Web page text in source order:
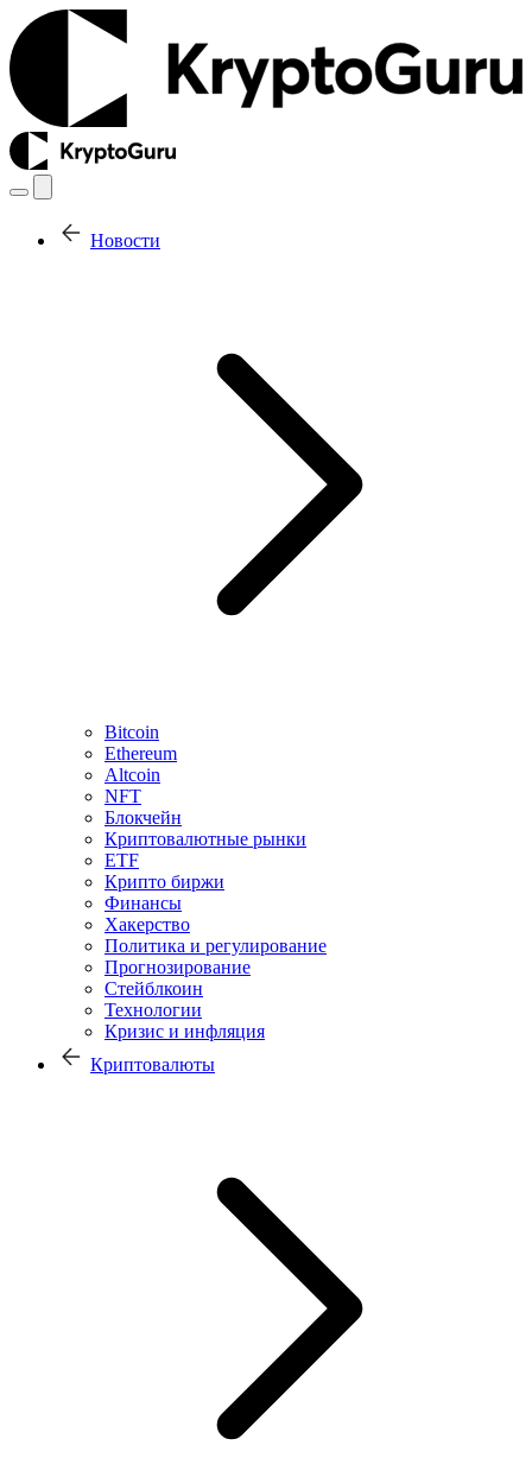
Новости
Bitcoin
Ethereum
Altcoin
NFT
Блокчейн
Криптовалютные рынки
ETF
Крипто биржи
Финансы
Хакерство
Политика и регулирование
Прогнозирование
Стейблкоин
Технологии
Кризис и инфляция
Криптовалюты